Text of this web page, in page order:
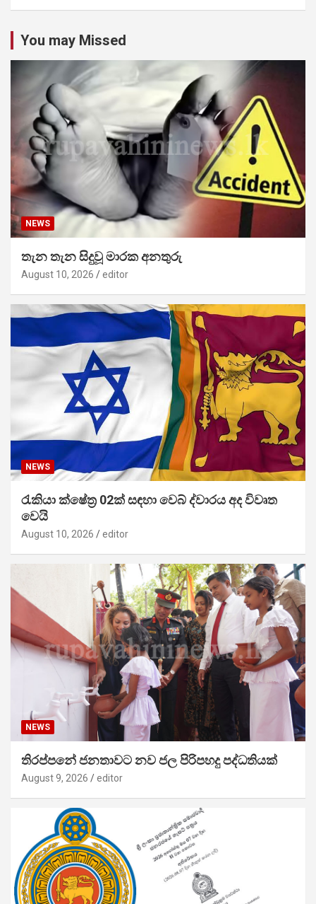
You may Missed
NEWS
තැන තැන සිදුවූ මාරක අනතුරු
August 10, 2026 editor
NEWS
රැකියා ක්ෂේත්‍ර 02ක් සඳහා වෙබ් ද්වාරය අද විවෘත
වෙයි
August 10, 2026 editor
NEWS
තිරප්පනේ ජනතාවට නව ජල පිරිපහදු පද්ධතියක්
August 9, 2026 editor